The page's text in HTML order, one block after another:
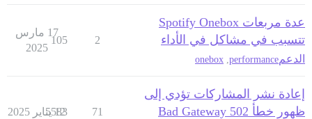
عدة مربعات Spotify Onebox
تتسبب في مشاكل في الأداء
الدعمperformance
onebox
2
105
17 مارس
2025
إعادة نشر المشاركات تؤدي إلى
ظهور خطأ 502 Bad Gateway
71
5583
12 يناير 2025